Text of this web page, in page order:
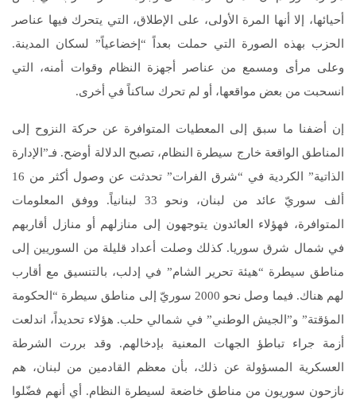
أحيائها، إلا أنها المرة الأولى، على الإطلاق، التي يتحرك فيها عناصر
الحزب بهذه الصورة التي حملت بعداً “إخضاعياً” لسكان المدينة.
وعلى مرأى ومسمع من عناصر أجهزة النظام وقوات أمنه، التي
انسحبت من بعض مواقعها، أو لم تحرك ساكناً في أخرى.
إن أضفنا ما سبق إلى المعطيات المتوافرة عن حركة النزوح إلى
المناطق الواقعة خارج سيطرة النظام، تصبح الدلالة أوضح. فـ”الإدارة
الذاتية” الكردية في “شرق الفرات” تحدثت عن وصول أكثر من 16
ألف سوريّ عائد من لبنان، ونحو 33 لبنانياً. ووفق المعلومات
المتوافرة، فهؤلاء العائدون يتوجهون إلى منازلهم أو منازل أقاربهم
في شمال شرق سوريا. كذلك وصلت أعداد قليلة من السوريين إلى
مناطق سيطرة “هيئة تحرير الشام” في إدلب، بالتنسيق مع أقارب
لهم هناك. فيما وصل نحو 2000 سوريّ إلى مناطق سيطرة “الحكومة
المؤقتة” و”الجيش الوطني” في شمالي حلب. هؤلاء تحديداً، اندلعت
أزمة جراء تباطؤ الجهات المعنية بإدخالهم. وقد بررت الشرطة
العسكرية المسؤولة عن ذلك، بأن معظم القادمين من لبنان، هم
نازحون سوريون من مناطق خاضعة لسيطرة النظام. أي أنهم فضّلوا